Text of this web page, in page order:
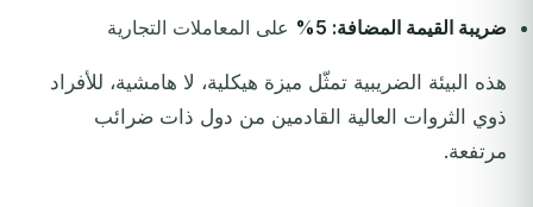
ضريبة القيمة المضافة: 5%
على المعاملات التجارية
هذه البيئة الضريبية تمثّل ميزة هيكلية، لا هامشية، للأفراد
ذوي الثروات العالية القادمين من دول ذات ضرائب
مرتفعة.